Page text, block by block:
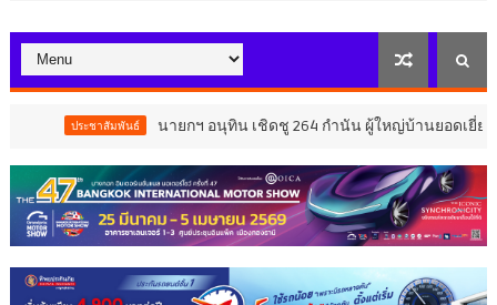
นายกฯ อนุทิน เชิดชู 264 กำนัน ผู้ใหญ่บ้านยอดเยี่ยม มอบแหนบทอ